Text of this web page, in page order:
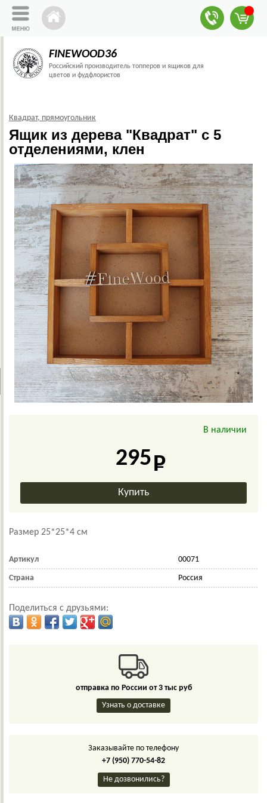
FINEWOOD36
Российский производитель топперов и ящиков для
цветов и фудфлористов
Квадрат, прямоугольник
Ящик из дерева "Квадрат" с 5
отделениями, клен
В наличии
295
Размер 25*25*4 см
Артикул 00071
Страна Россия
Поделиться с друзьями:
отправка по России от 3 тыс руб
Узнать о доставке
Заказывайте по телефону
+7 (950) 770-54-82
Не дозвонились?